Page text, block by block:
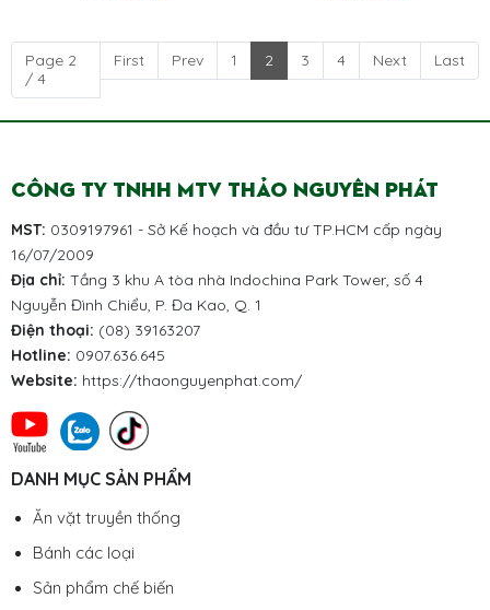
Page 2
/ 4
First Prev 1 2 3 4 Next Last
CÔNG TY TNHH MTV THẢO NGUYÊN PHÁT
MST: 0309197961 - Sở Kế hoạch và đầu tư TP.HCM cấp ngày
16/07/2009
Địa chỉ: Tầng 3 khu A tòa nhà Indochina Park Tower, số 4
Nguyễn Đình Chiểu, P. Đa Kao, Q. 1
Điện thoại: (08) 39163207
Hotline: 0907.636.645
Website: https://thaonguyenphat.com/
DANH MỤC SẢN PHẨM
Ăn vặt truyền thống
Bánh các loại
Sản phẩm chế biến